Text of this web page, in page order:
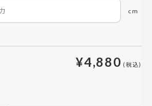
cm
¥4,880